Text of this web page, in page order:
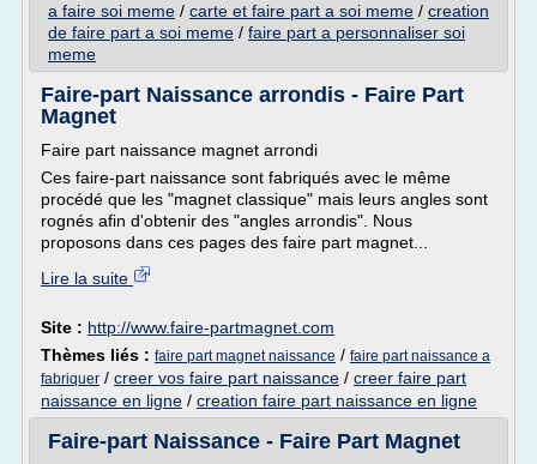
a faire soi meme / carte et faire part a soi meme / creation
de faire part a soi meme / faire part a personnaliser soi
meme
Faire-part Naissance arrondis - Faire Part
Magnet
Faire part naissance magnet arrondi
Ces faire-part naissance sont fabriqués avec le même
procédé que les "magnet classique" mais leurs angles sont
rognés afin d'obtenir des "angles arrondis". Nous
proposons dans ces pages des faire part magnet...
Lire la suite
Site : http://www.faire-partmagnet.com
Thèmes liés : faire part magnet naissance / faire part naissance a
fabriquer / creer vos faire part naissance / creer faire part
naissance en ligne / creation faire part naissance en ligne
Faire-part Naissance - Faire Part Magnet